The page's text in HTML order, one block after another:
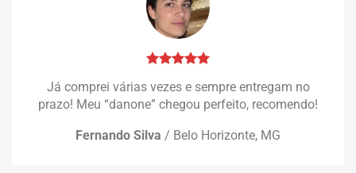
Já comprei várias vezes e sempre entregam no
prazo! Meu “danone” chegou perfeito, recomendo!
Fernando Silva / Belo Horizonte, MG